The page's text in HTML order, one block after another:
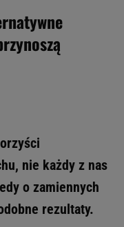
nie każdy z nas
o zamiennych
rezultaty.